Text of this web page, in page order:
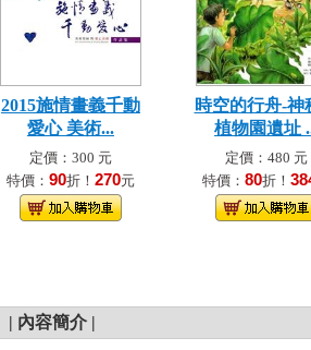
2015施情畫義千動
愛心 美術...
定價：300 元
特價： 90折！ 270元
時空的行舟-神
植物園遺址
定價：480 元
特價： 80折！
| 內容簡介 |